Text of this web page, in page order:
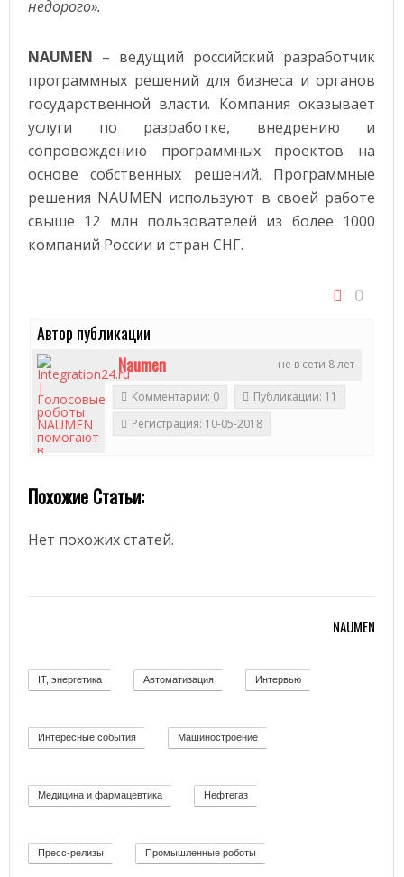
недорого».
NAUMEN – ведущий российский разработчик
программных решений для бизнеса и органов
государственной власти. Компания оказывает
услуги по разработке, внедрению и
сопровождению программных проектов на
основе собственных решений. Программные
решения NAUMEN используют в своей работе
свыше 12 млн пользователей из более 1000
компаний России и стран СНГ.
0
Автор публикации
не в сети 8 лет
Naumen
Комментарии: 0
Публикации: 11
Регистрация: 10-05-2018
Похожие Статьи:
Нет похожих статей.
NAUMEN
IT, энергетика Автоматизация Интервью
Интересные события Машиностроение
Медицина и фармацевтика Нефтегаз
Пресс-релизы Промышленные роботы